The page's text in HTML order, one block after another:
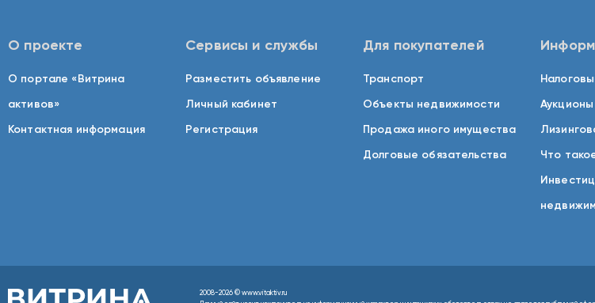
О проекте
О портале «Витрина
активов»
Контактная информация
Сервисы и службы
Разместить объявление
Личный кабинет
Регистрация
Для покупателей
Транспорт
Объекты недвижимости
Продажа иного имущества
Долговые обязательства
Аукционы
Что
2008-2026 © www.vitaktiv.ru